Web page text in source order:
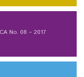
No. 08 – 2017